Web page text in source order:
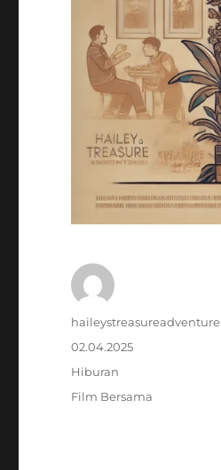
Author
haileystreasureadventure
Posted
on
02.04.2025
Categories
Hiburan
Tags
Film Bersama